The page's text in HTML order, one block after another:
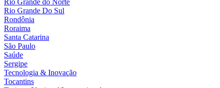
Rio Grande do Norte
Rio Grande Do Sul
Rondônia
Roraima
Santa Catarina
São Paulo
Saúde
Sergipe
Tecnologia & Inovação
Tocantins